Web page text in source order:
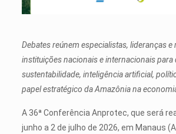
Debates reúnem especialistas, lideranças e
instituições nacionais e internacionais para
sustentabilidade, inteligência artificial,
papel estratégico da Amazônia na
A 36ª Conferência Anprotec, que será
junho a 2 de julho de 2026, em Manaus